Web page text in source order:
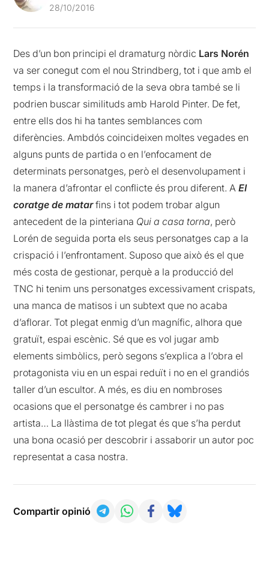
28/10/2016
Des d’un bon principi el dramaturg nòrdic Lars Norén
va ser conegut com el nou Strindberg, tot i que amb el
temps i la transformació de la seva obra també se li
podrien buscar similituds amb Harold Pinter. De fet,
entre ells dos hi ha tantes semblances com
diferències. Ambdós coincideixen moltes vegades en
alguns punts de partida o en l’enfocament de
determinats personatges, però el desenvolupament i
la manera d’afrontar el conflicte és prou diferent. AEl
coratge de matar fins i tot podem trobar algun
antecedent de la pinteriana Qui a casa torna, però
Lorén de seguida porta els seus personatges cap a la
crispació i l’enfrontament. Suposo que això és el que
més costa de gestionar, perquè a la producció del
TNC hi tenim uns personatges excessivament crispats,
una manca de matisos i un subtext que no acaba
d’aflorar. Tot plegat enmig d’un magnífic, alhora que
gratuït, espai escènic. Sé que es vol jugar amb
elements simbòlics, però segons s’explica a l’obra el
protagonista viu en un espai reduït i no en el grandiós
taller d’un escultor. A més, es diu en nombroses
ocasions que el personatge és cambrer i no pas
artista… La llàstima de tot plegat és que s’ha perdut
una bona ocasió per descobrir i assaborir un autor poc
representat a casa nostra.
Compartir opinió